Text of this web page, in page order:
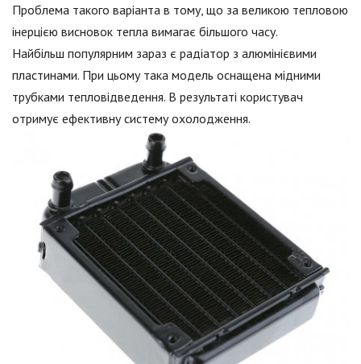
Проблема такого варіанта в тому, що за великою тепловою
інерцією висновок тепла вимагає більшого часу.
Найбільш популярним зараз є радіатор з алюмінієвими
пластинами. При цьому така модель оснащена мідними
трубками тепловідведення. В результаті користувач
отримує ефективну систему охолодження.